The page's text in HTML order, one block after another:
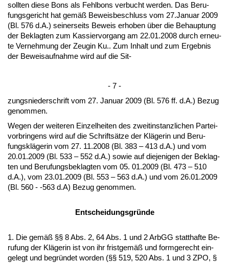
soll­ten die­se Bons als Fehl­bons ver­bucht wer­den. Das Be­ru­
fungs­ge­richt hat gemäß Be­weis­be­schluss vom 27.Ja­nu­ar 2009
(Bl. 576 d.A.) sei­ner­seits Be­weis er­ho­ben über die Be­haup­tung
der Be­klag­ten zum Kas­sier­vor­gang am 22.01.2008 durch er­neu­
te Ver­neh­mung der Zeu­gin Ku.. Zum In­halt und zum Er­geb­nis
der Be­weis­auf­nah­me wird auf die Sit-
- 7 -
zungs­nie­der­schrift vom 27. Ja­nu­ar 2009 (Bl. 576 ff. d.A.) Be­zug
ge­nom­men.
We­gen der wei­te­ren Ein­zel­hei­ten des zweit­in­stanz­li­chen Par­tei­
vor­brin­gens wird auf die Schriftsätze der Kläge­rin und Be­ru­
fungskläge­rin vom 27. 11.2008 (Bl. 383 – 413 d.A.) und vom
20.01.2009 (Bl. 533 – 552 d.A.) so­wie auf die­je­ni­gen der Be­klag­
ten und Be­ru­fungs­be­klag­ten vom 05. 01.2009 (Bl. 473 – 510
d.A.), vom 23.01.2009 (Bl. 553 – 563 d.A.) und vom 26.01.2009
(Bl. 560 - -563 d.A) Be­zug ge­nom­men.
Ent­schei­dungs­gründe
1. Die gemäß §§ 8 Abs. 2, 64 Abs. 1 und 2 ArbGG statt­haf­te Be­
ru­fung der Kläge­rin ist von ihr frist­gemäß und form­ge­recht ein­
ge­legt und be­gründet wor­den (§§ 519, 520 Abs. 1 und 3 ZPO, §